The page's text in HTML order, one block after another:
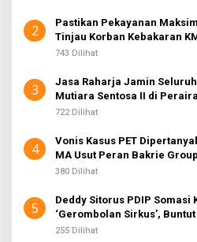
2
Pastikan Pekayanan
Tinjau Korban Kebakaran
743 Dilihat
3
Jasa Raharja Jamin
Mutiara Sentosa II di
722 Dilihat
4
Vonis Kasus PET
MA Usut Peran Bakrie Group
380 Dilihat
5
Deddy Sitorus PDIP Somasi
‘Gerombolan Sirkus’,
Sufmi Dasco Ahmad
255 Dilihat